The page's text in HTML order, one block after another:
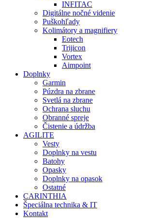
INFITAC
Digitálne nočné videnie
Puškohľady
Kolimátory a magnifiery
Eotech
Trijicon
Vortex
Aimpoint
Doplnky
Garmin
Púzdra na zbrane
Svetlá na zbrane
Ochrana sluchu
Obranné spreje
Čistenie a údržba
AGILITE
Vesty
Doplnky na vestu
Batohy
Opasky
Doplnky na opasok
Ostatné
CARINTHIA
Špeciálna technika & IT
Kontakt